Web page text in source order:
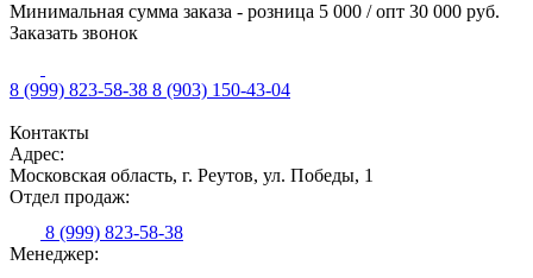
Минимальная сумма заказа - розница 5 000 / опт 30 000 руб.
Заказать звонок
8 (999) 823-58-38 8 (903) 150-43-04
Контакты
Адрес:
Московская область, г. Реутов, ул. Победы, 1
Отдел продаж:
8 (999) 823-58-38
Менеджер: